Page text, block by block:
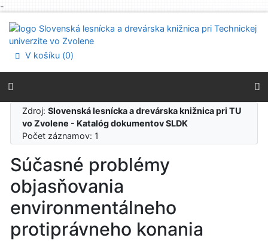
-
Prejsť na menu
Prehlásenie o webovej prístupnosti
V košíku (0)
Zdroj:Slovenská lesnícka a drevárska knižnica pri TU
vo Zvolene - Katalóg dokumentov SLDK
Počet záznamov: 1
Súčasné problémy
objasňovania
environmentálneho
protiprávneho konania